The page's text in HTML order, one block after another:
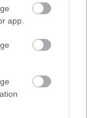
app.szombattól
a riasztás